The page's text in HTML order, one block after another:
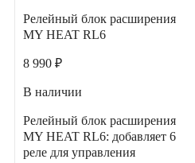
Релейный блок расширения
MY HEAT RL6
8 990 ₽
В наличии
Релейный блок расширения
MY HEAT RL6: добавляет 6
реле для управления